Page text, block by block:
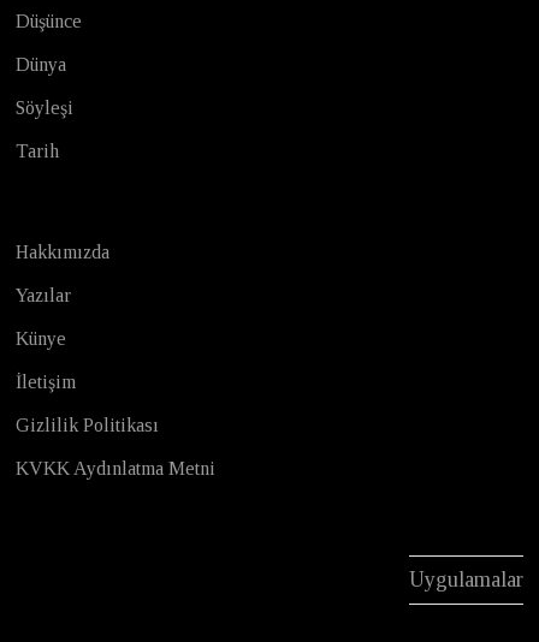
Düşünce
Dünya
Söyleşi
Tarih
Hakkımızda
Yazılar
Künye
İletişim
Gizlilik Politikası
KVKK Aydınlatma Metni
Uygulamalar